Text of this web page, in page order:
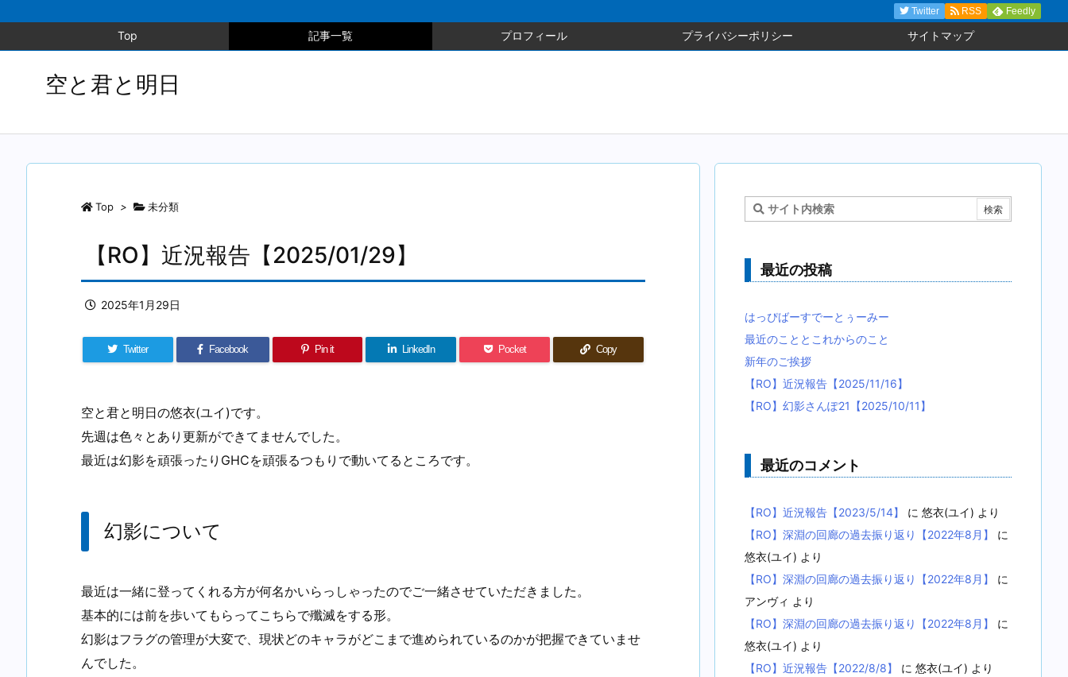
Top 記事一覧 プロフィール プライバシーポリシー サイトマップ
Twitter RSS Feedly
空と君と明日
Top > 未分類
【RO】近況報告【2025/01/29】
2025年1月29日
Twitter Facebook Pin it LinkedIn Pocket Copy
空と君と明日の悠衣(ユイ)です。
先週は色々とあり更新ができてませんでした。
最近は幻影を頑張ったりGHCを頑張るつもりで動いてるところです。
幻影について
最近は一緒に登ってくれる方が何名かいらっしゃったのでご一緒させていただきました。
基本的には前を歩いてもらってこちらで殲滅をする形。
幻影はフラグの管理が大変で、現状どのキャラがどこまで進められているのかが把握できていませ
んでした。
最近の投稿
はっぴばーすでーとぅーみー
最近のこととこれからのこと
新年のご挨拶
【RO】近況報告【2025/11/16】
【RO】幻影さんぽ21【2025/10/11】
最近のコメント
【RO】近況報告【2023/5/14】 に 悠衣(ユイ) より
【RO】深淵の回廊の過去振り返り【2022年8月】
に
悠衣(ユイ) より
【RO】深淵の回廊の過去振り返り【2022年8月】
に
アンヴィ より
【RO】深淵の回廊の過去振り返り【2022年8月】
に
悠衣(ユイ) より
【RO】近況報告【2022/8/8】
に 悠衣(ユイ) より